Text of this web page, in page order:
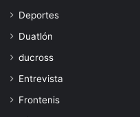
Deportes
Duatlón
ducross
Entrevista
Frontenis